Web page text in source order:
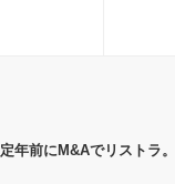
定年前にM&Aでリストラ